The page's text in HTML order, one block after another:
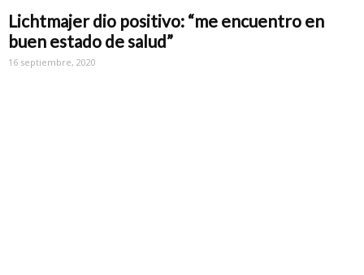
Lichtmajer dio positivo: “me encuentro en
buen estado de salud”
16 septiembre, 2020